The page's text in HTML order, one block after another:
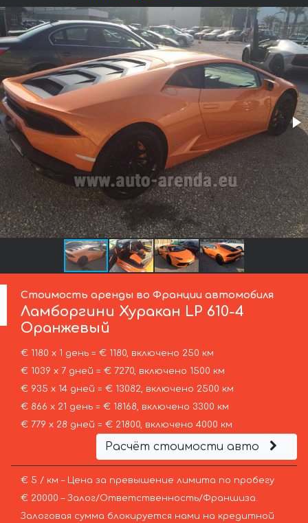
Стоимость аренды во Франции автомобиля
Ламборгини Хуракан LP 610-4
Оранжевый
€ 1180 х 1 день = € 1180, включено 250 км
€ 1039 х 7 дней = € 7270, включено 1500 км
€ 935 х 14 дней = € 13082, включено 2500 км
€ 866 х 21 день = € 18168, включено 3300 км
€ 779 х 28 дней = € 21800, включено 4000 км
Расчёт стоимости авто
€ 5 / км – Цена за превышение лимита по пробегу
€ 20000 – Залог/Ответственность/Франшиза.
Залоговая сумма блокируется нами на кредитной